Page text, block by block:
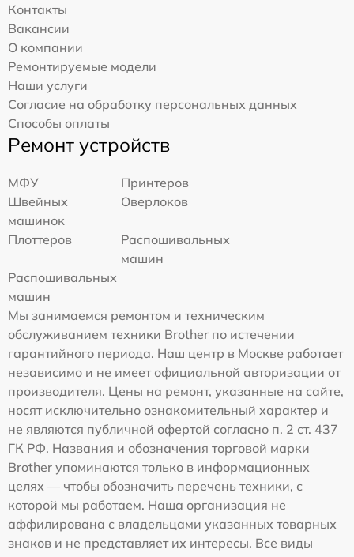
Контакты
Вакансии
О компании
Ремонтируемые модели
Наши услуги
Согласие на обработку персональных данных
Способы оплаты
Ремонт устройств
МФУ
Принтеров
Швейных
машинок
Оверлоков
Плоттеров
Распошивальных
машин
Распошивальных
машин
Мы занимаемся ремонтом и техническим
обслуживанием техники Brother по истечении
гарантийного периода. Наш центр в Москве работает
независимо и не имеет официальной авторизации от
производителя. Цены на ремонт, указанные на сайте,
носят исключительно ознакомительный характер и
не являются публичной офертой согласно п. 2 ст. 437
ГК РФ. Названия и обозначения торговой марки
Brother упоминаются только в информационных
целях — чтобы обозначить перечень техники, с
которой мы работаем. Наша организация не
аффилирована с владельцами указанных товарных
знаков и не представляет их интересы. Все виды